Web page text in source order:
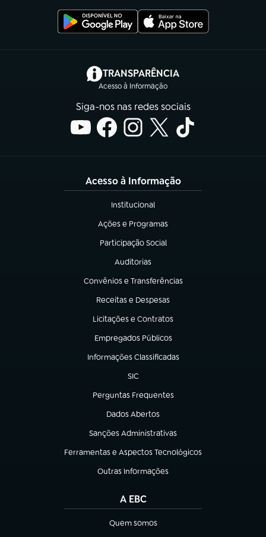
TRANSPARÊNCIA
Acesso à Informação
(abre em nova aba)
Siga-nos nas redes sociais
Acesso à Informação
Institucional
(abre em nova aba)
Ações e Programas
(abre em nova aba)
Participação Social
(abre em nova aba)
Auditorias
(abre em nova aba)
Convênios e Transferências
(abre em nova aba)
Receitas e Despesas
(abre em nova aba)
Licitações e Contratos
(abre em nova aba)
Empregados Públicos
(abre em nova aba)
Informações Classificadas
(abre em nova aba)
SIC
(abre em nova aba)
Perguntas Frequentes
(abre em nova aba)
Dados Abertos
(abre em nova aba)
Sanções Administrativas
(abre em nova aba)
Ferramentas e Aspectos Tecnológicos
(abre em nova aba)
Outras Informações
(abre em nova aba)
A EBC
Quem somos
(abre em nova aba)